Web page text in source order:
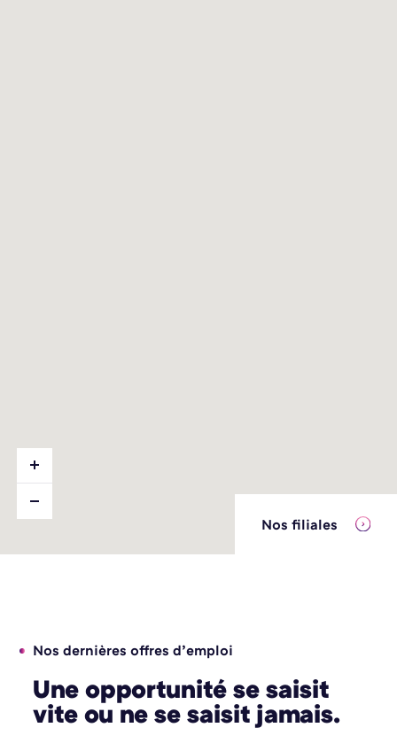
Nos filiales
Nos dernières offres d’emploi
Une opportunité se saisit
vite ou ne se saisit jamais.